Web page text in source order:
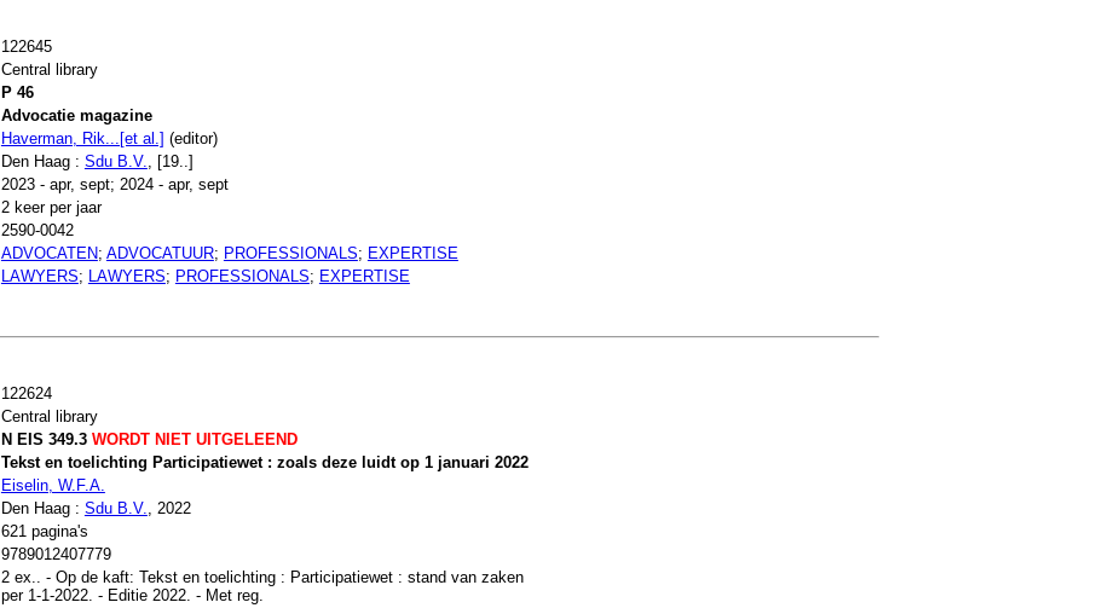
122645
Central library
P 46
Advocatie magazine
Haverman, Rik...[et al.] (editor)
Den Haag : Sdu B.V.
, [19..]
2023 - apr, sept; 2024 - apr, sept
2 keer per jaar
2590-0042
ADVOCATEN; ADVOCATUUR; PROFESSIONALS; EXPERTISE
LAWYERS; LAWYERS; PROFESSIONALS; EXPERTISE
122624
Central library
N EIS 349.3WORDT NIET UITGELEEND
Tekst en toelichting Participatiewet : zoals deze luidt op 1 januari 2022
Eiselin, W.F.A.
Den Haag : Sdu B.V., 2022
621 pagina's
9789012407779
2 ex.. - Op de kaft: Tekst en toelichting : Participatiewet : stand van zaken
per 1-1-2022. - Editie 2022. - Met reg.